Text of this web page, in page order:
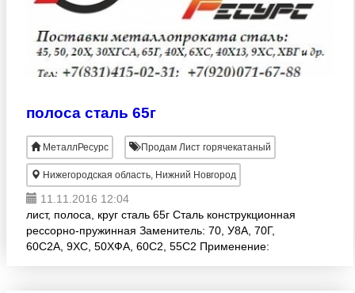
полоса сталь 65г
МеталлРесурс Продам Лист горячекатаный
Нижегородская область, Нижний Новгород
11.11.2016 12:04
лист, полоса, круг сталь 65г Сталь конструкционная
рессорно-пружинная Заменитель: 70, У8А, 70Г,
60С2А, 9ХС, 50ХФА, 60С2, 55С2 Применение: